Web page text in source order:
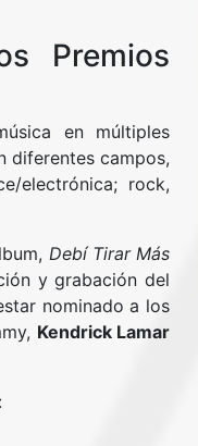
Premios
en múltiples
diferentes campos,
electrónica; rock,
Debí Tirar Más
y grabación del
nominado a los
Kendrick Lamar
: